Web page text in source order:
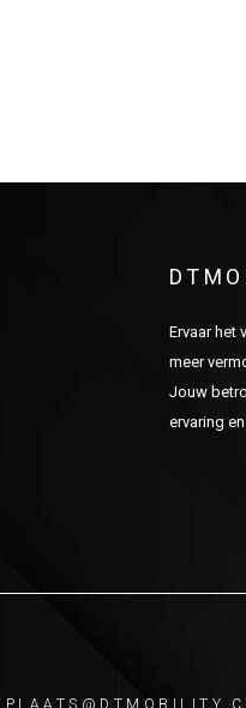
Ervaar het
meer
Jouw
ervaring